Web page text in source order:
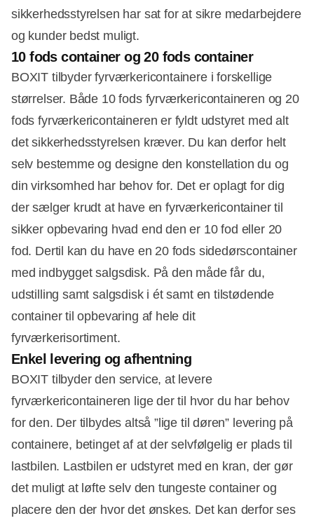
sikkerhedsstyrelsen har sat for at sikre medarbejdere
og kunder bedst muligt.
10 fods container og 20 fods container
BOXIT tilbyder fyrværkericontainere i forskellige
størrelser. Både 10 fods fyrværkericontaineren og 20
fods fyrværkericontaineren er fyldt udstyret med alt
det sikkerhedsstyrelsen kræver. Du kan derfor helt
selv bestemme og designe den konstellation du og
din virksomhed har behov for. Det er oplagt for dig
der sælger krudt at have en fyrværkericontainer til
sikker opbevaring hvad end den er 10 fod eller 20
fod. Dertil kan du have en 20 fods sidedørscontainer
med indbygget salgsdisk. På den måde får du,
udstilling samt salgsdisk i ét samt en tilstødende
container til opbevaring af hele dit
fyrværkerisortiment.
Enkel levering og afhentning
BOXIT tilbyder den service, at levere
fyrværkericontaineren lige der til hvor du har behov
for den. Der tilbydes altså ”lige til døren” levering på
containere, betinget af at der selvfølgelig er plads til
lastbilen. Lastbilen er udstyret med en kran, der gør
det muligt at løfte selv den tungeste container og
placere den der hvor det ønskes. Det kan derfor ses